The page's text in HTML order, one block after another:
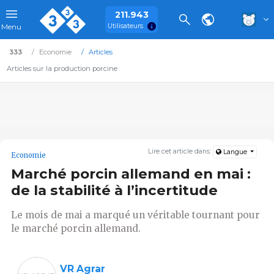
Menu
211.943
Utilisateurs
333 Economie
Articles
Articles sur la production porcine
Lire cet article dans: Langue
Economie
Marché porcin allemand en mai :
de la stabilité à l’incertitude
Le mois de mai a marqué un véritable tournant pour
le marché porcin allemand.
VR Agrar